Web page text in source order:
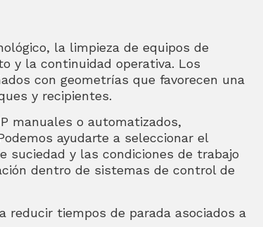
la limpieza de equipos de
y la continuidad operativa. Los
con geometrías que favorecen una
y recipientes.
manuales o automatizados,
ayudarte a seleccionar el
suciedad y las condiciones de trabajo
dentro de sistemas de control de
reducir tiempos de parada asociados a